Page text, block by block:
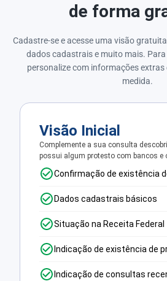
de forma
Cadastre-se e acesse uma visão
dados cadastrais e muito mais.
personalize com informações
medida.
Visão Inicial
Complemente a sua consulta
possui algum protesto com bancos e
Confirmação de existência
Dados cadastrais básicos
Situação na Receita Federal
Indicação de existência de
Indicação de consultas